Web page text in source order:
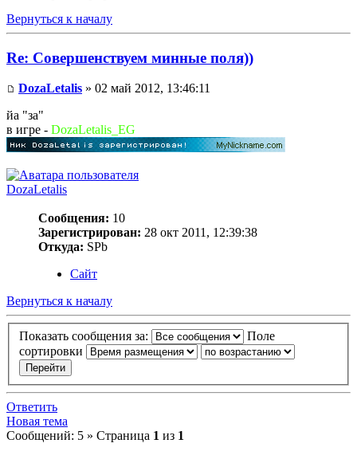
Вернуться к началу
Re: Совершенствуем минные поля))
DozaLetalis » 02 май 2012, 13:46:11
йа "за"
в игре - DozaLetalis_EG
DozaLetalis
Сообщения: 10
Зарегистрирован: 28 окт 2011, 12:39:38
Откуда: SPb
Сайт
Вернуться к началу
Показать сообщения за:
Поле
сортировки
Ответить
Новая тема
Сообщений: 5 » Страница 1 из 1